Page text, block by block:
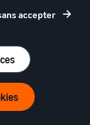
accepter